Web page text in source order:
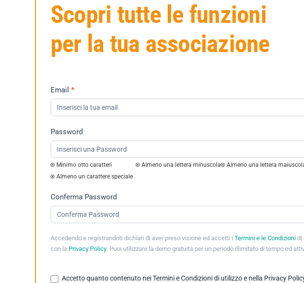
Scopri tutte le funzioni
per la tua associazione
Richiesta
Demo
2023
Email *
Password
Minimo otto caratteri Almeno una lettera minuscola Almeno una lettera
Almeno un carattere speciale
Conferma Password
Accedendo e registrandoti dichiari di aver preso visione ed accetti i Termini e le Condizionidi
con la Privacy Policy. Puoi utilizzare la demo gratuita per un periodo illimitato di tempo ed
Accetto quanto contenuto nei Termini e Condizioni di utilizzo e nella Privacy